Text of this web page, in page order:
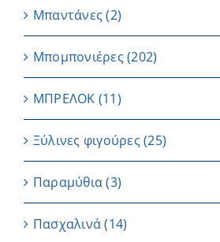
Μπαντάνες (2)
Μπομπονιέρες(202)
ΜΠΡΕΛΟΚ (11)
Ξύλινες φιγούρες(25)
Παραμύθια (3)
Πασχαλινά (14)